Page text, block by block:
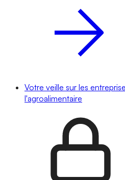
Votre veille sur les
l'agroalimentaire